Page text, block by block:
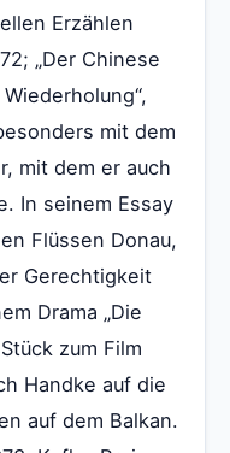
Erzählen
„Der Chinese
mit dem
mit dem er auch
In seinem Essay
Flüssen Donau,
Gerechtigkeit
Drama „Die
zum Film
Handke auf die
auf dem Balkan.